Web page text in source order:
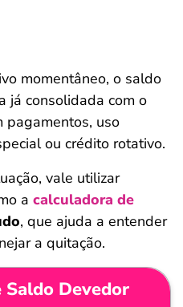
momentâneo, o saldo
já consolidada com o
pagamentos, uso
ou crédito rotativo.
vale utilizar
a calculadora de
, que ajuda a entender
a quitação.
Saldo Devedor